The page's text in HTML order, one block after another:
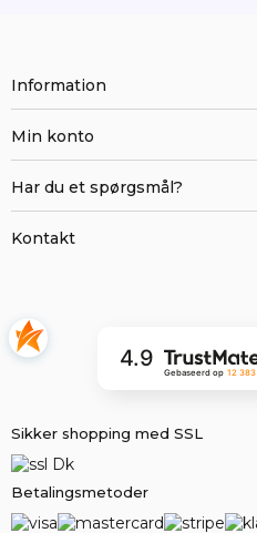
Information
Min konto
Har du et spørgsmål?
Kontakt
4.9
Gebaseerd op 12 383
Sikker shopping med SSL
Betalingsmetoder